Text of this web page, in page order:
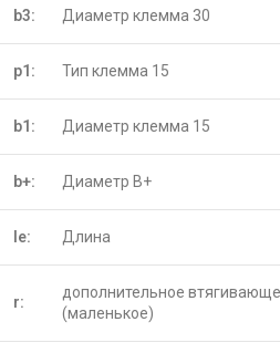
b3: Диаметр клемма 30
p1: Тип клемма 15
b1: Диаметр клемма 15
b+: Диаметр B+
le: Длина
r:
дополнительное
(маленькое)